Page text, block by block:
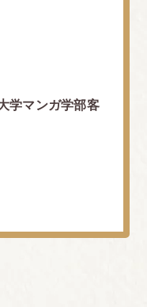
学マンガ学部客